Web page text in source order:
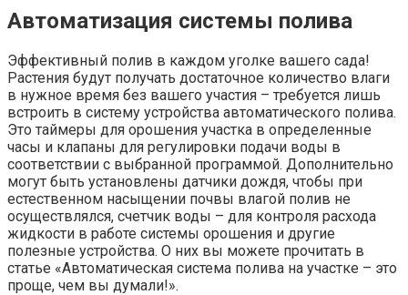
Автоматизация системы полива
Эффективный полив в каждом уголке вашего сада!
Растения будут получать достаточное количество влаги
в нужное время без вашего участия – требуется лишь
встроить в систему устройства автоматического полива.
Это таймеры для орошения участка в определенные
часы и клапаны для регулировки подачи воды в
соответствии с выбранной программой. Дополнительно
могут быть установлены датчики дождя, чтобы при
естественном насыщении почвы влагой полив не
осуществлялся, счетчик воды – для контроля расхода
жидкости в работе системы орошения и другие
полезные устройства. О них вы можете прочитать в
статье «Автоматическая система полива на участке – это
проще, чем вы думали!».